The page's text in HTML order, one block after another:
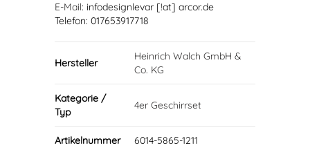
E-Mail: infodesignlevar [!at] arcor.de
Telefon: 017653917718
Hersteller
Heinrich Walch GmbH &
Co. KG
Kategorie /
Typ
4er Geschirrset
Artikelnummer 6014-5865-1211